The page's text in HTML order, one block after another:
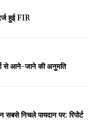
हुई FIR
से आने-जाने की अनुमति
सबसे निचले पायदान पर: रिपोर्ट